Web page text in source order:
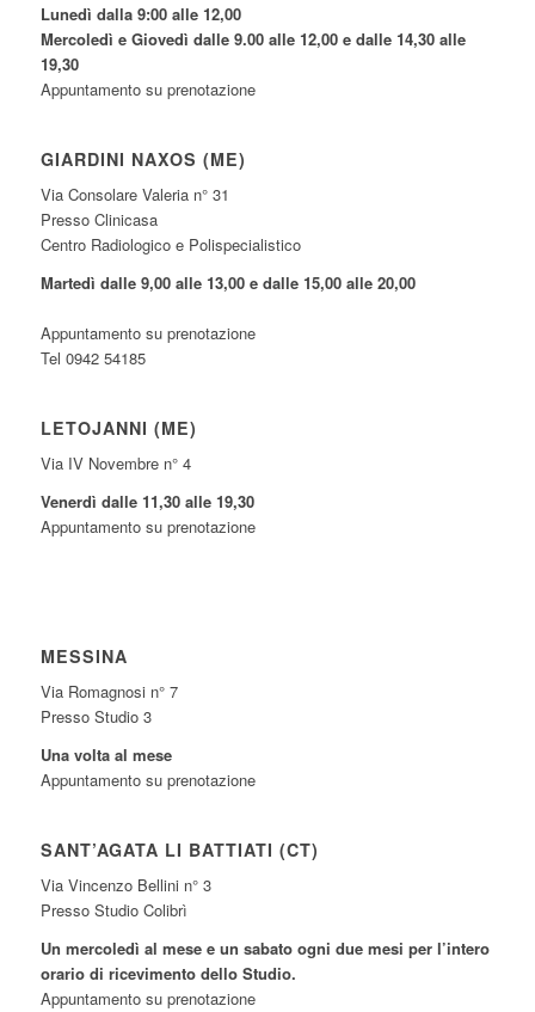
Lunedì dalla 9:00 alle 12,00
Mercoledì e Giovedì dalle 9.00 alle 12,00 e dalle 14,30 alle
19,30
Appuntamento su prenotazione
GIARDINI NAXOS (ME)
Via Consolare Valeria n° 31
Presso Clinicasa
Centro Radiologico e Polispecialistico
Martedì dalle 9,00 alle 13,00 e dalle 15,00 alle 20,00
Appuntamento su prenotazione
Tel 0942 54185
LETOJANNI (ME)
Via IV Novembre n° 4
Venerdì dalle 11,30 alle 19,30
Appuntamento su prenotazione
MESSINA
Via Romagnosi n° 7
Presso Studio 3
Una volta al mese
Appuntamento su prenotazione
SANT’AGATA LI BATTIATI (CT)
Via Vincenzo Bellini n° 3
Presso Studio Colibrì
Un mercoledì al mese e un sabato ogni due mesi per l’intero
orario di ricevimento dello Studio.
Appuntamento su prenotazione